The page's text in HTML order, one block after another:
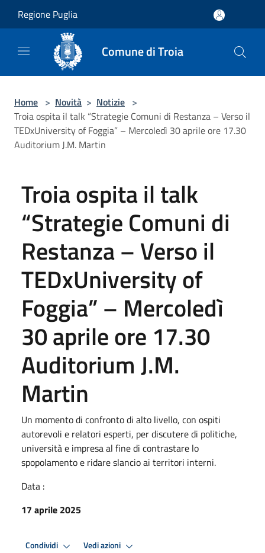
Regione Puglia
Comune di Troia
Home > Novità > Notizie >
Troia ospita il talk “Strategie Comuni di Restanza – Verso il
TEDxUniversity of Foggia” – Mercoledì 30 aprile ore 17.30
Auditorium J.M. Martin
Troia ospita il talk
“Strategie Comuni di
Restanza – Verso il
TEDxUniversity of
Foggia” – Mercoledì
30 aprile ore 17.30
Auditorium J.M.
Martin
Un momento di confronto di alto livello, con ospiti
autorevoli e relatori esperti, per discutere di politiche,
università e impresa al fine di contrastare lo
spopolamento e ridare slancio ai territori interni.
Data :
17 aprile 2025
Condividi Vedi azioni